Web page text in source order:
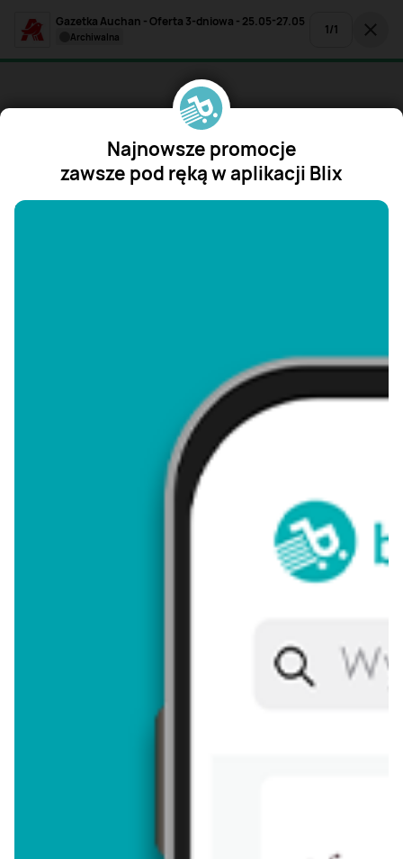
Gazetka Auchan - Oferta 3-dniowa - 25.05-27.05
archiwalna 1/1
Najnowsze promocje
zawsze pod ręką w aplikacji Blix
"/>